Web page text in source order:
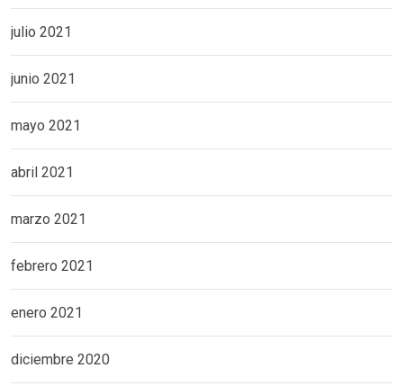
julio 2021
junio 2021
mayo 2021
abril 2021
marzo 2021
febrero 2021
enero 2021
diciembre 2020